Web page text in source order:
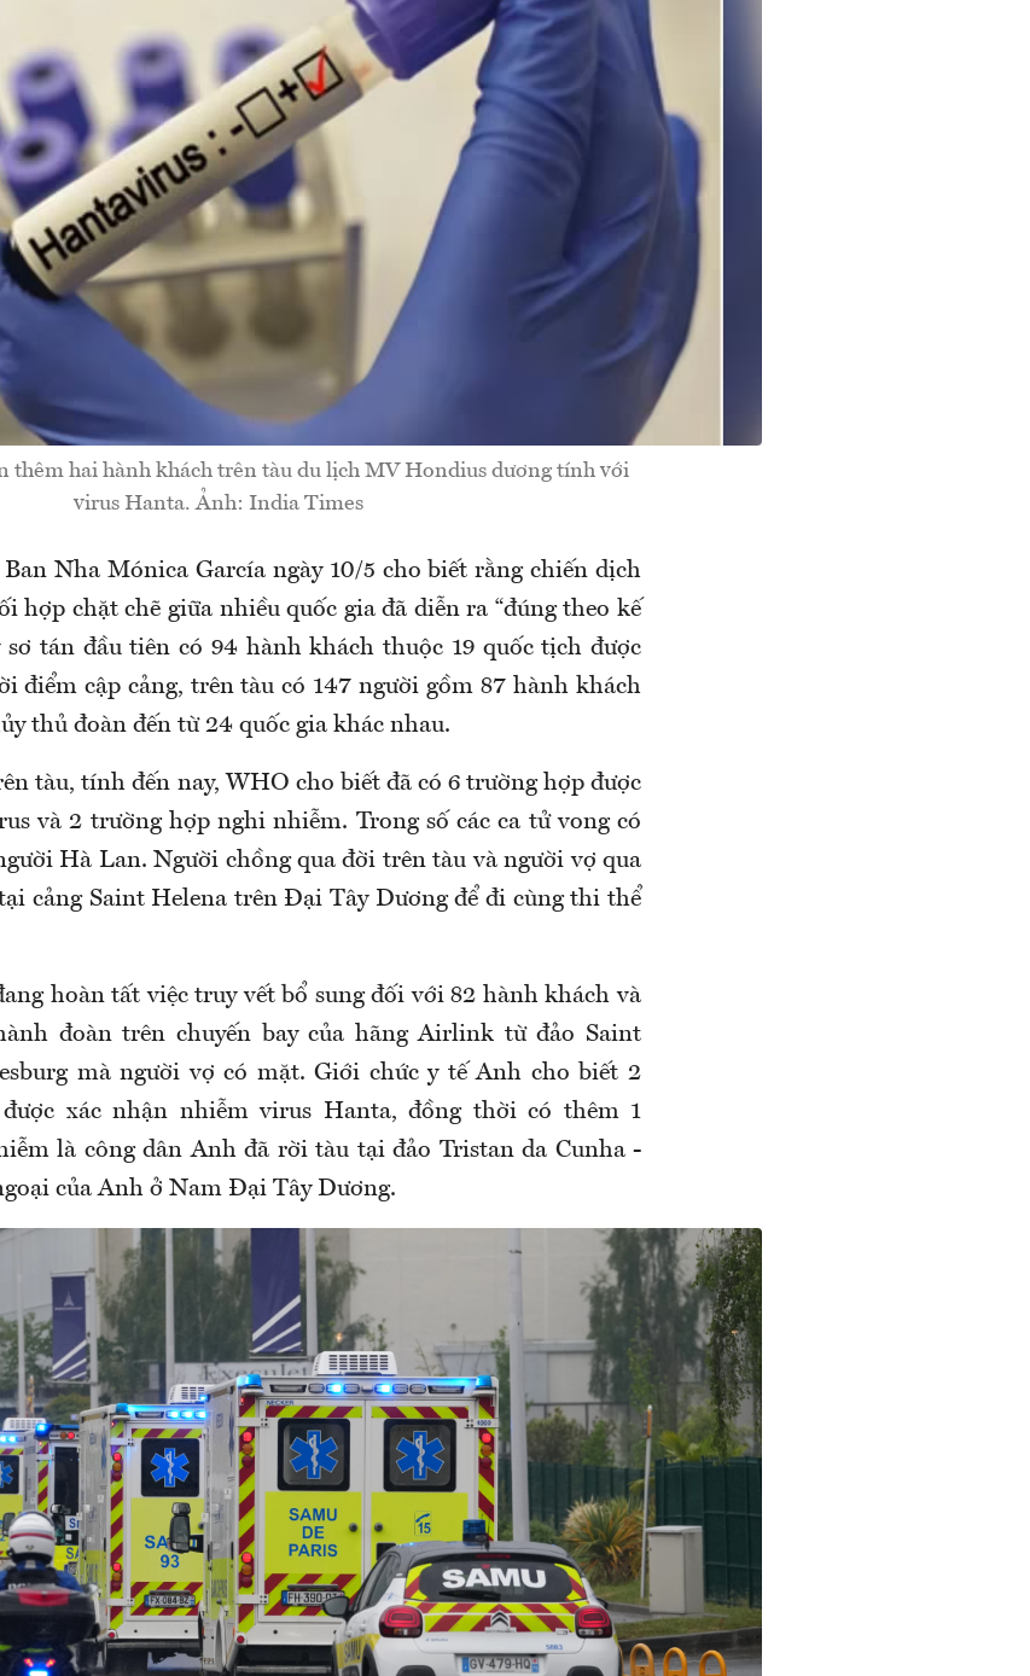
thêm hai hành khách trên tàu du lịch MV Hondius dương tính với
virus Hanta. Ảnh: India Times
Nha Mónica García ngày 10/5 cho biết rằng chiến dịch
hợp chặt chẽ giữa nhiều quốc gia đã diễn ra “đúng theo kế
sơ tán đầu tiên có 94 hành khách thuộc 19 quốc tịch được
điểm cập cảng, trên tàu có 147 người gồm 87 hành khách
thủ đoàn đến từ 24 quốc gia khác nhau.
tàu, tính đến nay, WHO cho biết đã có 6 trường hợp được
và 2 trường hợp nghi nhiễm. Trong số các ca tử vong có
Hà Lan. Người chồng qua đời trên tàu và người vợ qua
cảng Saint Helena trên Đại Tây Dương để đi cùng thi thể
hoàn tất việc truy vết bổ sung đối với 82 hành khách và
đoàn trên chuyến bay của hãng Airlink từ đảo Saint
mà người vợ có mặt. Giới chức y tế Anh cho biết 2
xác nhận nhiễm virus Hanta, đồng thời có thêm 1
là công dân Anh đã rời tàu tại đảo Tristan da Cunha -
của Anh ở Nam Đại Tây Dương.